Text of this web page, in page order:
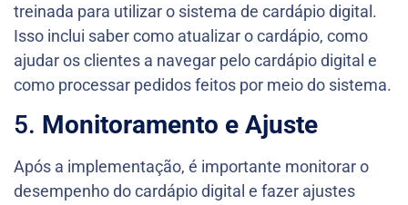
treinada para utilizar o sistema de cardápio digital.
Isso inclui saber como atualizar o cardápio, como
ajudar os clientes a navegar pelo cardápio digital e
como processar pedidos feitos por meio do sistema.
5. Monitoramento e Ajuste
Após a implementação, é importante monitorar o
desempenho do cardápio digital e fazer ajustes